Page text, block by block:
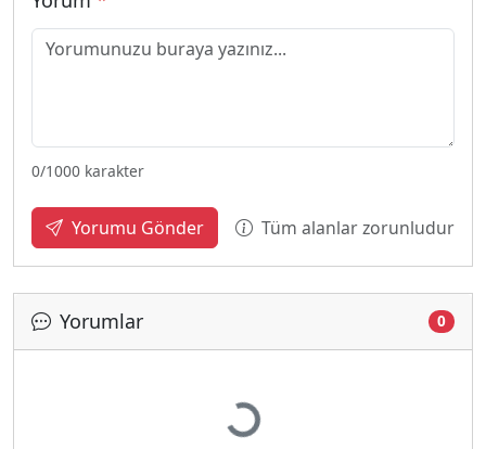
0/1000 karakter
Yorumu Gönder Tüm alanlar zorunludur
Yorumlar 0
Yükleniyor...